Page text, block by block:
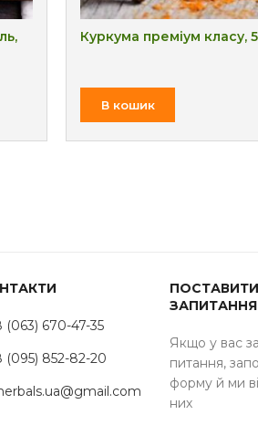
Куркума преміум класу,
₴
В кошик
(063) 670-47-35
(095) 852-82-20
ПОСТАВИТИ
ЗАПИТАННЯ
Якщо у вас
питання,
форму й ми
них